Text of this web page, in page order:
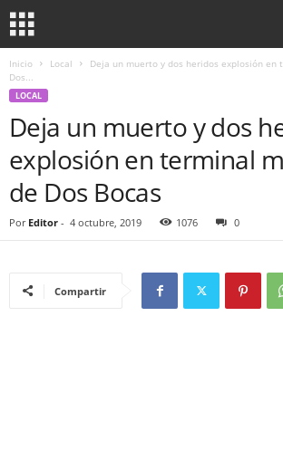
Inicio Local
Deja un muerto y dos heridos explosión
Dos...
LOCAL
Deja un muerto y dos
explosión en terminal
de Dos Bocas
Por Editor - 4 octubre, 2019 1076 0
Compartir